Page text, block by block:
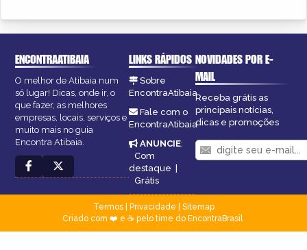
ENCONTRAATIBAIA
O melhor de Atibaia num
só lugar! Dicas, onde ir, o
que fazer, as melhores
empresas, locais, serviços e
muito mais no guia
Encontra Atibaia.
LINKS RÁPIDOS
Sobre
EncontraAtibaia
Fale com o
EncontraAtibaia
ANUNCIE:
Com
destaque |
Grátis
NOVIDADES POR E-
MAIL
Receba grátis as
principais notícias,
dicas e promoções
Termos| Privacidade
Sitemap
Criado com ❤️ e ☕ pelo time do EncontraBrasil